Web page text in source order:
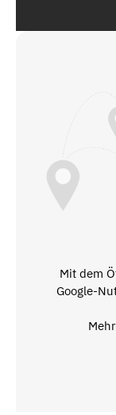
Mit dem
Google-